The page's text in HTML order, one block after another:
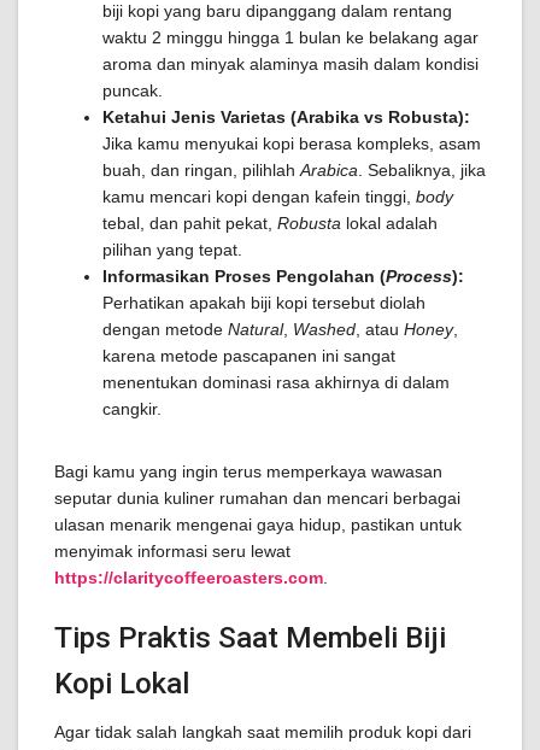
biji kopi yang baru dipanggang dalam rentang
waktu 2 minggu hingga 1 bulan ke belakang agar
aroma dan minyak alaminya masih dalam kondisi
puncak.
Ketahui Jenis Varietas (Arabika vs Robusta):
Jika kamu menyukai kopi berasa kompleks, asam
buah, dan ringan, pilihlah Arabica . Sebaliknya, jika
kamu mencari kopi dengan kafein tinggi, body
tebal, dan pahit pekat, Robusta lokal adalah
pilihan yang tepat.
Informasikan Proses Pengolahan (Process):
Perhatikan apakah biji kopi tersebut diolah
dengan metode Natural, Washed , atau Honey,
karena metode pascapanen ini sangat
menentukan dominasi rasa akhirnya di dalam
cangkir.
Bagi kamu yang ingin terus memperkaya wawasan
seputar dunia kuliner rumahan dan mencari berbagai
ulasan menarik mengenai gaya hidup, pastikan untuk
menyimak informasi seru lewat
https://claritycoffeeroasters.com
Tips Praktis Saat Membeli Biji
Kopi Lokal
Agar tidak salah langkah saat memilih produk kopi dari